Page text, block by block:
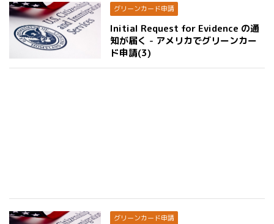
グリーンカード申請
Initial Request for Evidence の通
知が届く - アメリカでグリーンカー
ド申請(3)
グリーンカード申請